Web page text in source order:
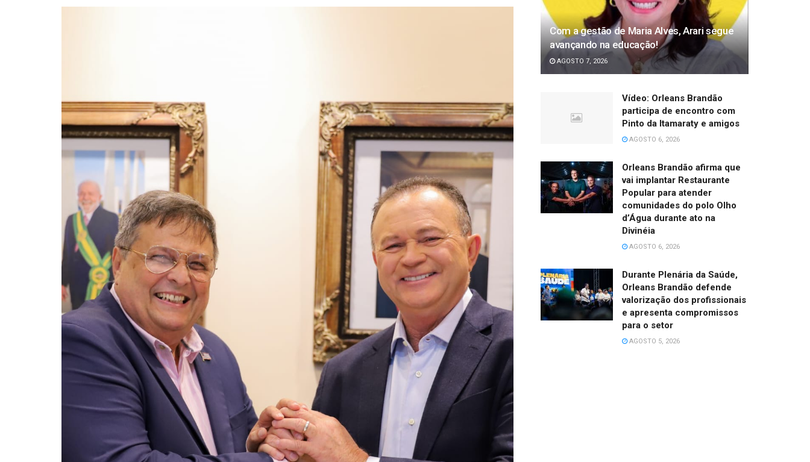
Com a gestão de Maria Alves, Arari segue
avançando na educação!
AGOSTO 7, 2026
Vídeo: Orleans Brandão
participa de encontro com
Pinto da Itamaraty e amigos
AGOSTO 6, 2026
Orleans Brandão afirma que
vai implantar Restaurante
Popular para atender
comunidades do polo Olho
d’Água durante ato na
Divinéia
AGOSTO 6, 2026
Durante Plenária da Saúde,
Orleans Brandão defende
valorização dos profissionais
e apresenta compromissos
para o setor
AGOSTO 5, 2026